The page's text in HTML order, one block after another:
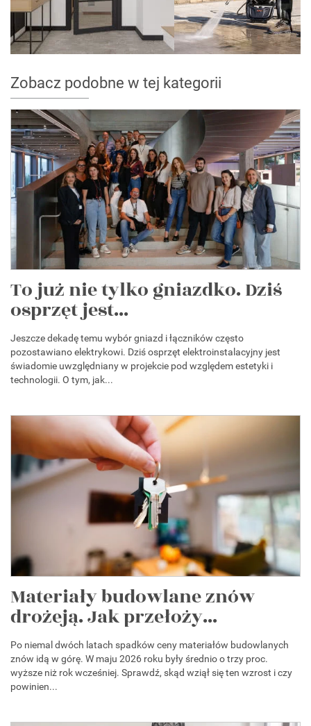
Zobacz podobne w tej kategorii
To już nie tylko gniazdko. Dziś
osprzęt jest...
Jeszcze dekadę temu wybór gniazd i łączników często
pozostawiano elektrykowi. Dziś osprzęt elektroinstalacyjny jest
świadomie uwzględniany w projekcie pod względem estetyki i
technologii. O tym, jak...
Materiały budowlane znów
drożeją. Jak przełoży...
Po niemal dwóch latach spadków ceny materiałów budowlanych
znów idą w górę. W maju 2026 roku były średnio o trzy proc.
wyższe niż rok wcześniej. Sprawdź, skąd wziął się ten wzrost i czy
powinien...